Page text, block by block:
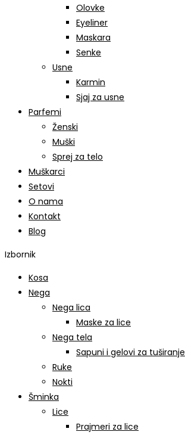
Olovke
Eyeliner
Maskara
Senke
Usne
Karmin
Sjaj za usne
Parfemi
Ženski
Muški
Sprej za telo
Muškarci
Setovi
O nama
Kontakt
Blog
Izbornik
Kosa
Nega
Nega lica
Maske za lice
Nega tela
Sapuni i gelovi za tuširanje
Ruke
Nokti
Šminka
Lice
Prajmeri za lice